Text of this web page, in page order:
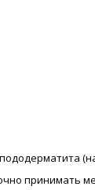
принимать